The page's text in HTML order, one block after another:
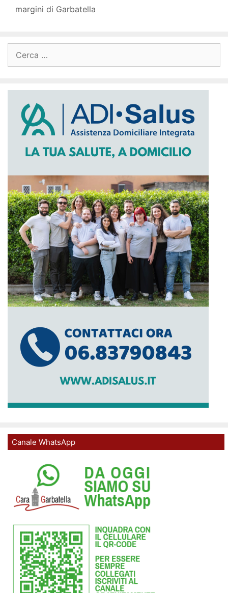
margini di Garbatella
per:
Canale WhatsApp